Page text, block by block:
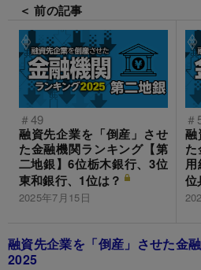
＜ 前の記事
＃49
融資先企業を「倒産」させ
た金融機関ランキング【第
二地銀】6位栃木銀行、3位
東和銀行、1位は？
2025年7月15日
＃
融
位
融資先企業を「倒産」させた金
2025